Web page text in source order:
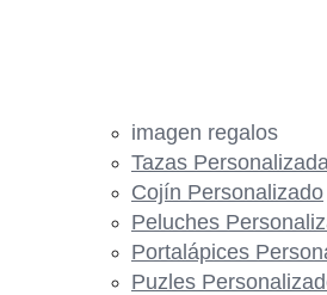
imagen regalos
Tazas
Cojín Personalizado
Peluches
Portalápices
Puzles